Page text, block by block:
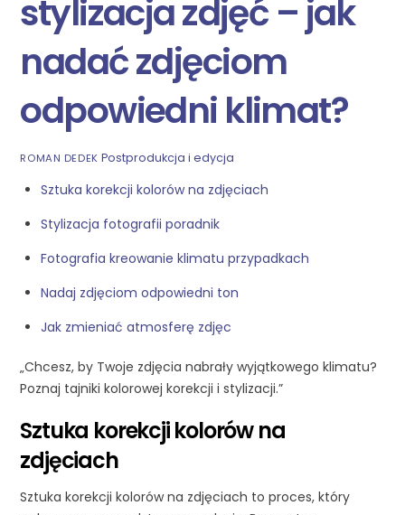
stylizacja zdjęć – jak
nadać zdjęciom
odpowiedni klimat?
ROMAN DEDEK Postprodukcja i edycja
Sztuka korekcji kolorów na zdjęciach
Stylizacja fotografii poradnik
Fotografia kreowanie klimatu przypadkach
Nadaj zdjęciom odpowiedni ton
Jak zmieniać atmosferę zdjęc
„Chcesz, by Twoje zdjęcia nabrały wyjątkowego klimatu?
Poznaj tajniki kolorowej korekcji i stylizacji.”
Sztuka korekcji kolorów na
zdjęciach
Sztuka korekcji kolorów na zdjęciach to proces, który